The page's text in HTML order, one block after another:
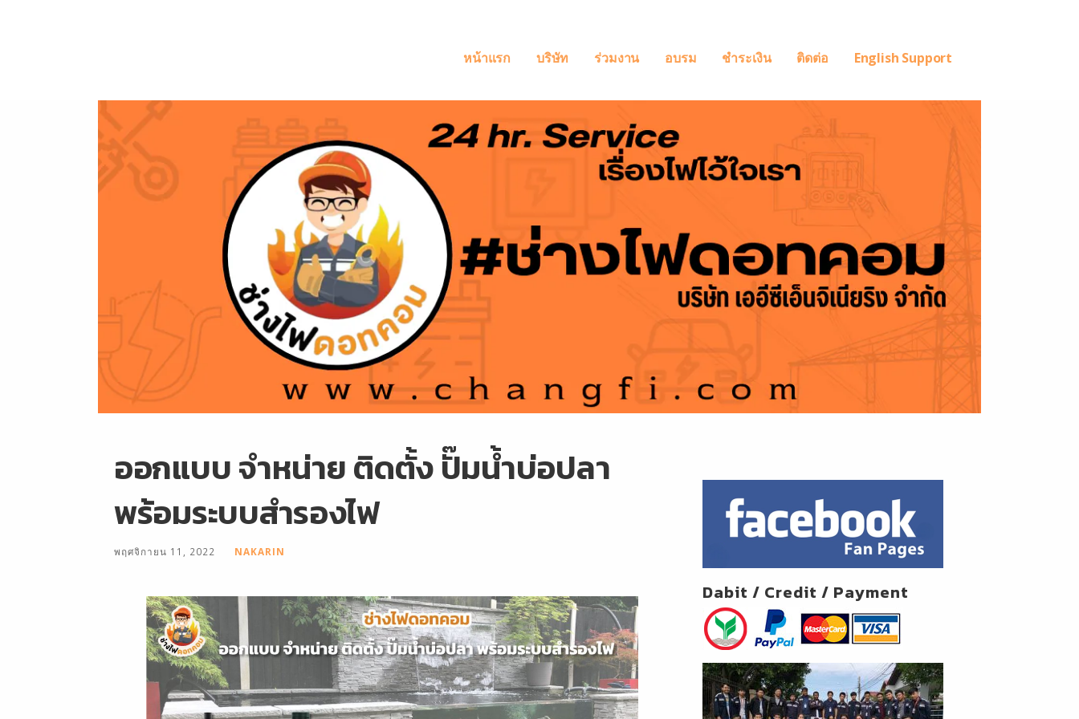
หน้าแรก บริษัท ร่วมงาน อบรม ชำระเงิน ติดต่อ English Support
ออกแบบ จำหน่าย ติดตั้ง ปั๊มน้ำบ่อปลา
พร้อมระบบสำรองไฟ
พฤศจิกายน 11, 2022 NAKARIN
Dabit / Credit / Payment